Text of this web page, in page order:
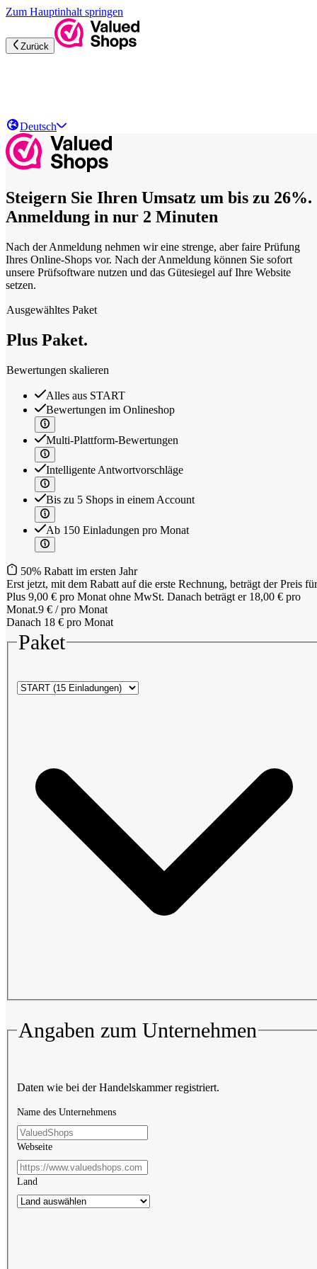
Zum Hauptinhalt springen
Zurück
Deutsch
Steigern Sie Ihren Umsatz um bis zu 26%.
Anmeldung in nur 2 Minuten
Nach der Anmeldung nehmen wir eine strenge, aber faire Prüfung
Ihres Online-Shops vor. Nach der Anmeldung können Sie sofort
unsere Prüfsoftware nutzen und das Gütesiegel auf Ihre Website
setzen.
Ausgewähltes Paket
Plus Paket.
Bewertungen skalieren
Alles aus START
Bewertungen im Onlineshop
Multi-Plattform-Bewertungen
Intelligente Antwortvorschläge
Bis zu 5 Shops in einem Account
Ab 150 Einladungen pro Monat
50% Rabatt im ersten Jahr
Erst jetzt, mit dem Rabatt auf die erste Rechnung, beträgt der Preis für
Plus 9,00 € pro Monat ohne MwSt. Danach beträgt er 18,00 € pro
Monat.9 € / pro Monat
Danach 18 € pro Monat
Paket
Angaben zum Unternehmen
Daten wie bei der Handelskammer registriert.
Name des Unternehmens
Webseite
Land